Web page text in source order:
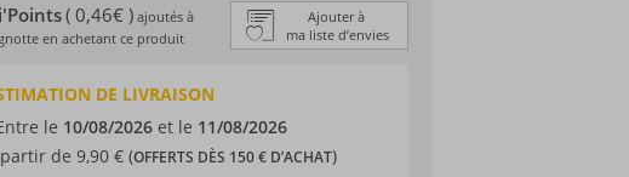
Ajouter à
ma liste d’envies
( 0,46€ )ajoutés à
en achetant ce produit
DE LIVRAISON
le 10/08/2026et le 11/08/2026
de 9,90 € (OFFERTS DÈS 150 € D’ACHAT)